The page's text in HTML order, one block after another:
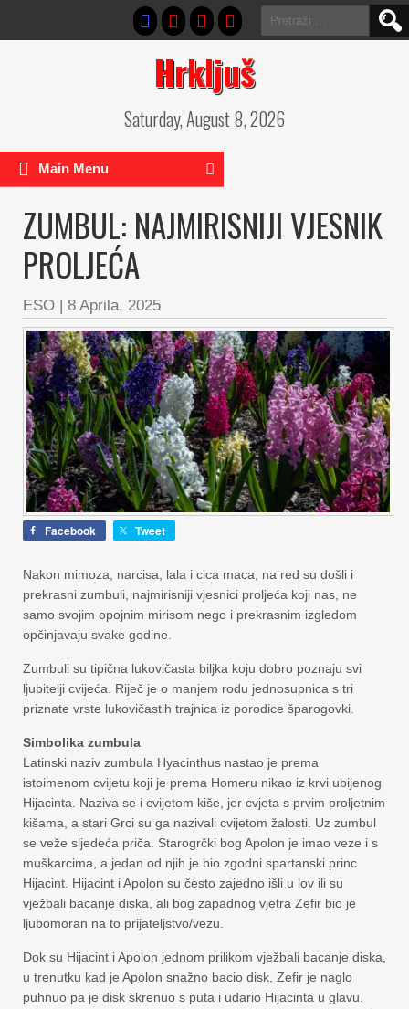
Pretraga:
Hrkljuš
Saturday, August 8, 2026
Main Menu
ZUMBUL: NAJMIRISNIJI VJESNIK
PROLJEĆA
ESO | 8 Aprila, 2025
Facebook Tweet
Nakon mimoza, narcisa, lala i cica maca, na red su došli i
prekrasni zumbuli, najmirisniji vjesnici proljeća koji nas, ne
samo svojim opojnim mirisom nego i prekrasnim izgledom
opčinjavaju svake godine.
Zumbuli su tipična lukovičasta biljka koju dobro poznaju svi
ljubitelji cvijeća. Riječ je o manjem rodu jednosupnica s tri
priznate vrste lukovičastih trajnica iz porodice šparogovki.
Simbolika zumbula
Latinski naziv zumbula Hyacinthus nastao je prema
istoimenom cvijetu koji je prema Homeru nikao iz krvi ubijenog
Hijacinta. Naziva se i cvijetom kiše, jer cvjeta s prvim proljetnim
kišama, a stari Grci su ga nazivali cvijetom žalosti. Uz zumbul
se veže sljedeća priča. Starogrčki bog Apolon je imao veze i s
muškarcima, a jedan od njih je bio zgodni spartanski princ
Hijacint. Hijacint i Apolon su često zajedno išli u lov ili su
vježbali bacanje diska, ali bog zapadnog vjetra Zefir bio je
ljubomoran na to prijateljstvo/vezu.
Dok su Hijacint i Apolon jednom prilikom vježbali bacanje diska,
u trenutku kad je Apolon snažno bacio disk, Zefir je naglo
puhnuo pa je disk skrenuo s puta i udario Hijacinta u glavu.